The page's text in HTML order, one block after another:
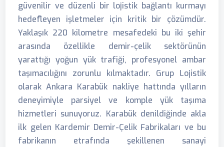
güvenilir ve düzenli bir lojistik bağlantı kurmayı
hedefleyen işletmeler için kritik bir çözümdür.
Yaklaşık 220 kilometre mesafedeki bu iki şehir
arasında özellikle demir-çelik sektörünün
yarattığı yoğun yük trafiği, profesyonel ambar
taşımacılığını zorunlu kılmaktadır. Grup Lojistik
olarak Ankara Karabük nakliye hattında yılların
deneyimiyle parsiyel ve komple yük taşıma
hizmetleri sunuyoruz. Karabük denildiğinde akla
ilk gelen Kardemir Demir-Çelik Fabrikaları ve bu
fabrikanın etrafında şekillenen sanayi